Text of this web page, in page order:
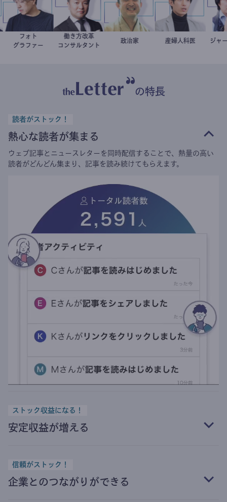
別所隆弘
フォト
グラファー
新田龍
働き方改革
コンサルタント
小坂英二
政治家 重見大介
産婦人科医
の特長
読者がストック！
熱心な読者が集まる
ウェブ記事とニュースレターを同時配信することで、熱量の高い
読者がどんどん集まり、記事を読み続けてもらえます。
ストック収益になる！
安定収益が増える
信頼がストック！
企業とのつながりができる